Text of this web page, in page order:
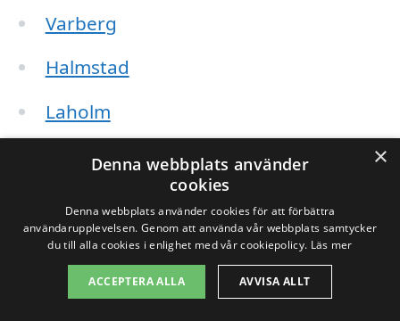
Varberg
Halmstad
Laholm
Båstad
Kungsbacka
Mark
Ängelholm
×
Denna webbplats använder
cookies
Denna webbplats använder cookies för att förbättra
användarupplevelsen. Genom att använda vår webbplats samtycker
du till alla cookies i enlighet med vår cookiepolicy. Läs mer
ACCEPTERA ALLA AVVISA ALLT